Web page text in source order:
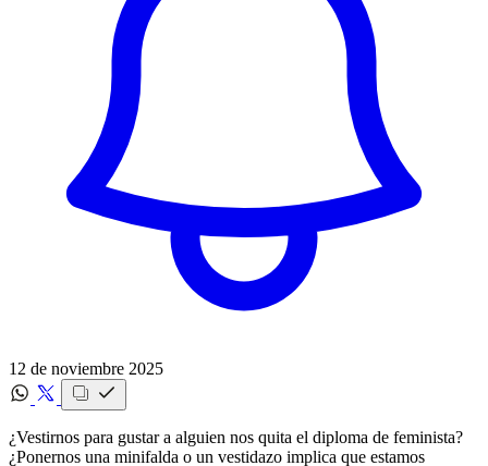
12 de noviembre 2025
¿Vestirnos para gustar a alguien nos quita el diploma de feminista?
¿Ponernos una minifalda o un vestidazo implica que estamos